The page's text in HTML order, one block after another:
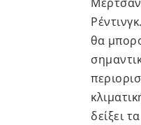
θα
δείξει